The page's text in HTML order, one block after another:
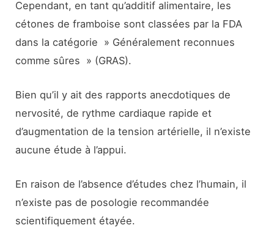
Cependant, en tant qu’additif alimentaire, les
cétones de framboise sont classées par la FDA
dans la catégorie » Généralement reconnues
comme sûres » (GRAS).
Bien qu’il y ait des rapports anecdotiques de
nervosité, de rythme cardiaque rapide et
d’augmentation de la tension artérielle, il n’existe
aucune étude à l’appui.
En raison de l’absence d’études chez l’humain, il
n’existe pas de posologie recommandée
scientifiquement étayée.